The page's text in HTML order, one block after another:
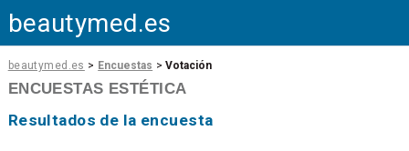
beautymed.es
beautymed.es > Encuestas >Votación
ENCUESTAS ESTÉTICA
Resultados de la encuesta